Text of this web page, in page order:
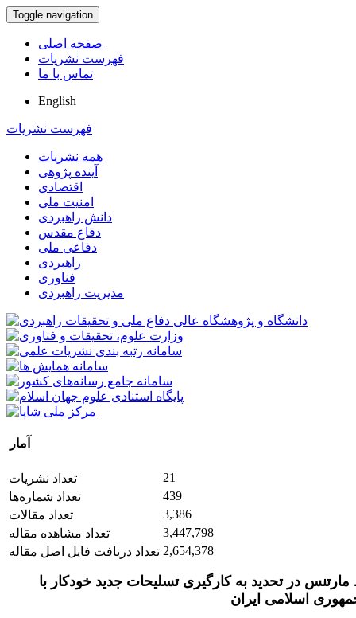
Toggle navigation
صفحه اصلی
فهرست نشریات
تماس با ما
English
فهرست نشریات
همه نشریات
آینده پژوهی
اقتصادی
امنیت ملی
دانش راهبردی
دفاع مقدس
دفاعی ملی
راهبردی
فناوری
مدیریت راهبردی
آمار
تعداد نشریات
21
تعداد شماره‌ها
439
تعداد مقالات
3,386
تعداد مشاهده مقاله
3,447,798
تعداد دریافت فایل اصل مقاله 2,654,378
در تحدید به کارگیری تسلیحات جدید خودکار با
اسلامی ایران